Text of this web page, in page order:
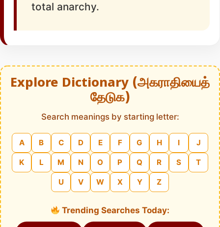
total anarchy.
Explore Dictionary (அகராதியைத்
தேடுக)
Search meanings by starting letter:
A B C D E F G H I J
K L M N O P Q R S T
U V W X Y Z
Trending Searches Today: